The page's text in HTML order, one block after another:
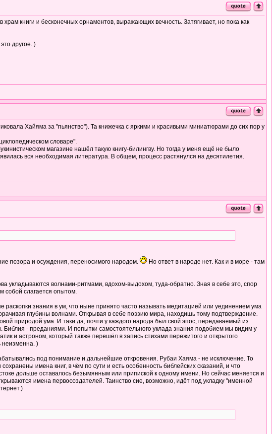
книги и бесконечных орнаментов, выражающих вечность. Затягивает, но пока как
другое. )
Хайяма за "пьянство"). Та книжечка с яркими и красивыми миниатюрами до сих пор у
словаре".
магазине нашёл такую книгу-билингву. Но тогда у меня ещё не было
вся необходимая литература. В общем, процесс растянулся на десятилетия.
позора и осуждения, переносимого народом.
Но ответ в народе нет. Как и в море - там
укладываются волнами-ритмами, вдохом-выдохом, туда-обратно. Зная в себе это, спор
собой слагается опытом.
раскопки знания в ум, что ныне принято часто называть медитацией или уединением ума
глубины волнами. Открывая в себе поэзию мира, находишь тому подтверждение.
природой ума. И таки да, почти у каждого народа был свой эпос, передаваемый из
- преданиями. И попытки самостоятельного уклада знания подобием мы видим у
и астроном, который также перешёл в запись стихами пережитого и открытого
неизменна. )
под понимание и дальнейшие откровения. Рубаи Хаяма - не исключение. То
имена книг, в чём по сути и есть особенность библейских сказаний, и что
дольше оставалось безымянным или припиской к одному имени. Но сейчас меняется и
имена первосоздателей. Таинство сие, возможно, идёт под укладку "именной